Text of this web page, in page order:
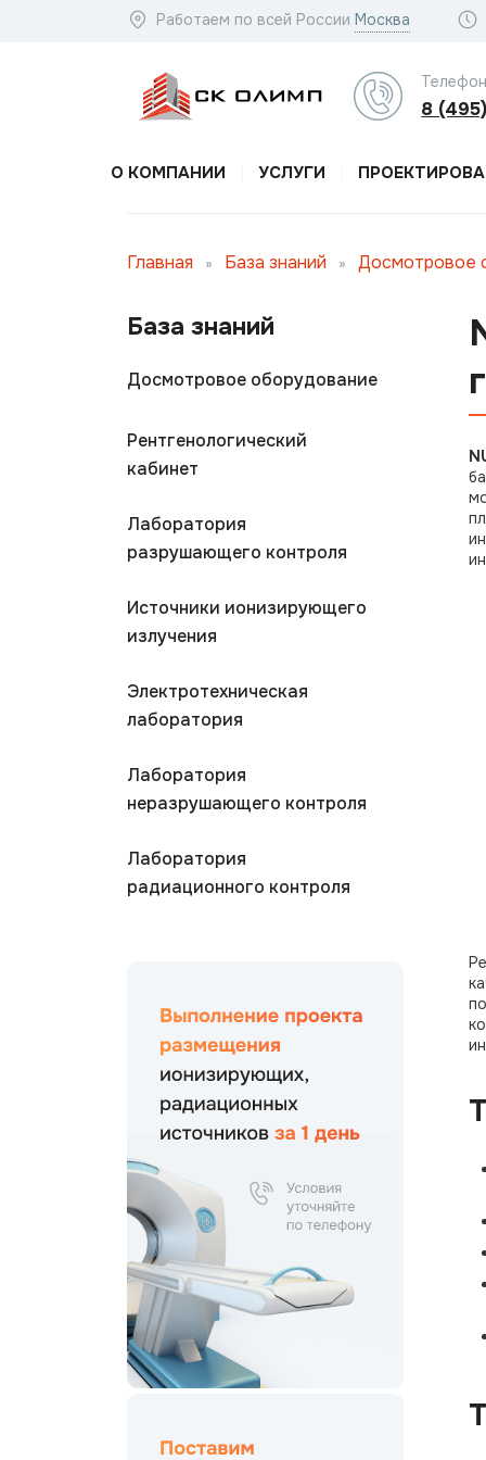
Работаем по всей России Москва
8
О КОМПАНИИ УСЛУГИ
Главная » База знаний » Досмотровое
База знаний
Досмотровое оборудование
Рентгенологический
кабинет
Лаборатория
разрушающего контроля
Источники ионизирующего
излучения
Электротехническая
лаборатория
Лаборатория
неразрушающего контроля
Лаборатория
радиационного контроля